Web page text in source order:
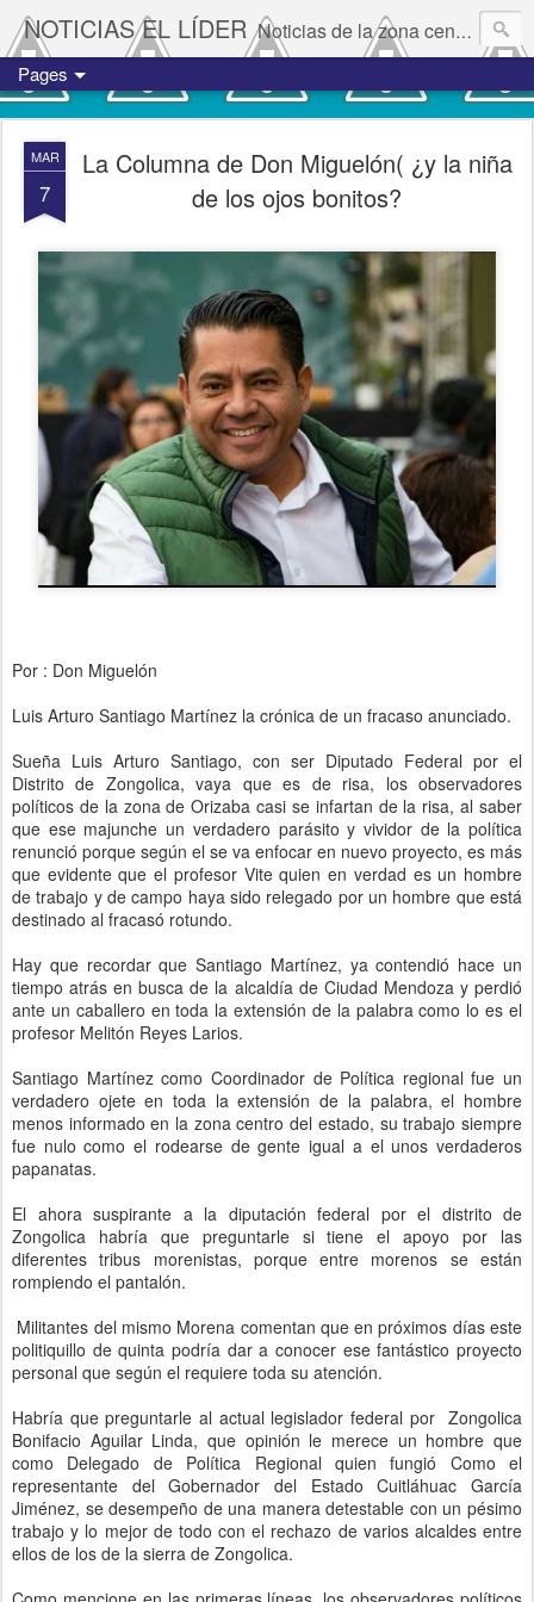
NOTICIAS EL LÍDER Noticias de la zona centro del estado de Veracruz.
Pages
MAR
7
La Columna de Don Miguelón( ¿y la niña
de los ojos bonitos?
Por : Don Miguelón
Luis Arturo Santiago Martínez la crónica de un fracaso anunciado.
Sueña Luis Arturo Santiago, con ser Diputado Federal por el
Distrito de Zongolica, vaya que es de risa, los observadores
políticos de la zona de Orizaba casi se infartan de la risa, al saber
que ese majunche un verdadero parásito y vividor de la política
renunció porque según el se va enfocar en nuevo proyecto, es más
que evidente que el profesor Vite quien en verdad es un hombre
de trabajo y de campo haya sido relegado por un hombre que está
destinado al fracasó rotundo.
Hay que recordar que Santiago Martínez, ya contendió hace un
tiempo atrás en busca de la alcaldía de Ciudad Mendoza y perdió
ante un caballero en toda la extensión de la palabra como lo es el
profesor Melitón Reyes Larios.
Santiago Martínez como Coordinador de Política regional fue un
verdadero ojete en toda la extensión de la palabra, el hombre
menos informado en la zona centro del estado, su trabajo siempre
fue nulo como el rodearse de gente igual a el unos verdaderos
papanatas.
El ahora suspirante a la diputación federal por el distrito de
Zongolica habría que preguntarle si tiene el apoyo por las
diferentes tribus morenistas, porque entre morenos se están
rompiendo el pantalón.
Militantes del mismo Morena comentan que en próximos días este
politiquillo de quinta podría dar a conocer ese fantástico proyecto
personal que según el requiere toda su atención.
Habría que preguntarle al actual legislador federal por Zongolica
Bonifacio Aguilar Linda, que opinión le merece un hombre que
como Delegado de Política Regional quien fungió Como el
representante del Gobernador del Estado Cuitláhuac García
Jiménez, se desempeño de una manera detestable con un pésimo
trabajo y lo mejor de todo con el rechazo de varios alcaldes entre
ellos de los de la sierra de Zongolica.